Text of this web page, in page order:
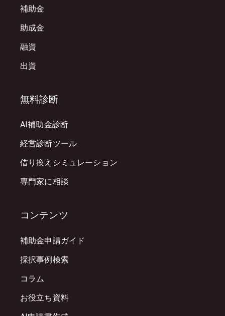
補助金
助成金
融資
出資
無料診断
AI補助金診断
経営診断ツール
借り換えシミュレーション
専門家に相談
コンテンツ
補助金申請ガイド
採択事例検索
コラム
お役立ち資料